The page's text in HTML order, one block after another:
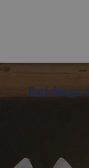
Ratschings,